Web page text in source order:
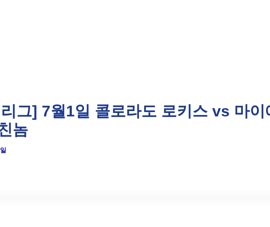
그] 7월1일 콜로라도 로키스 vs 마이
놈